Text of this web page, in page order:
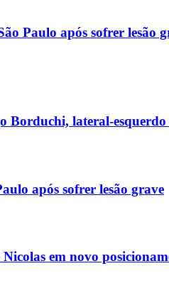
Paulo após sofrer lesão
Borduchi, lateral-
após sofrer lesão grave
em novo